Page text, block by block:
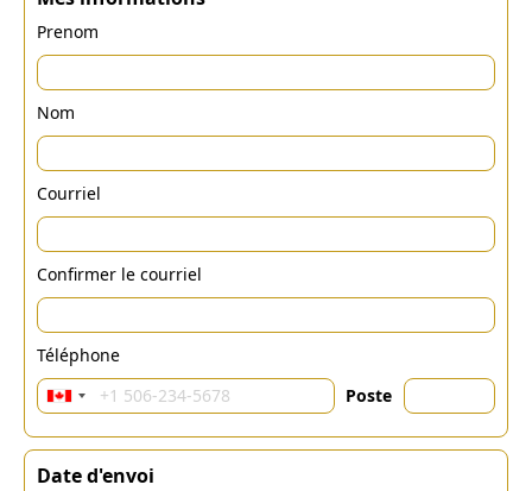
Prenom
Nom
Courriel
Confirmer le courriel
Téléphone
Poste
Date d'envoi